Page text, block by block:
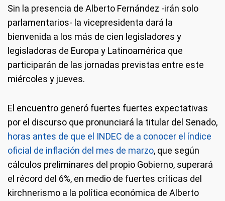
Sin la presencia de Alberto Fernández -irán solo
parlamentarios- la vicepresidenta dará la
bienvenida a los más de cien legisladores y
legisladoras de Europa y Latinoamérica que
participarán de las jornadas previstas entre este
miércoles y jueves.
El encuentro generó fuertes fuertes expectativas
por el discurso que pronunciará la titular del Senado,
horas antes de que el INDEC de a conocer el índice
oficial de inflación del mes de marzo, que según
cálculos preliminares del propio Gobierno, superará
el récord del 6%, en medio de fuertes críticas del
kirchnerismo a la política económica de Alberto